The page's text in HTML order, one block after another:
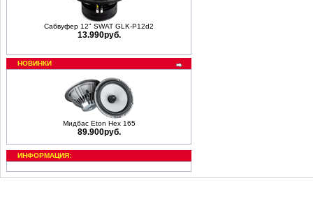
Сабвуфер 12" SWAT GLK-P12d2
13.990руб.
НОВИНКИ
Мидбас Eton Hex 165
89.900руб.
ИНФОРМАЦИЯ: